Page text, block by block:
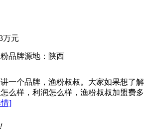
万元
品牌源地：陕西
一个品牌，渔粉叔叔。大家如果想了解
么样，利润怎么样，渔粉叔叔加盟费多
]